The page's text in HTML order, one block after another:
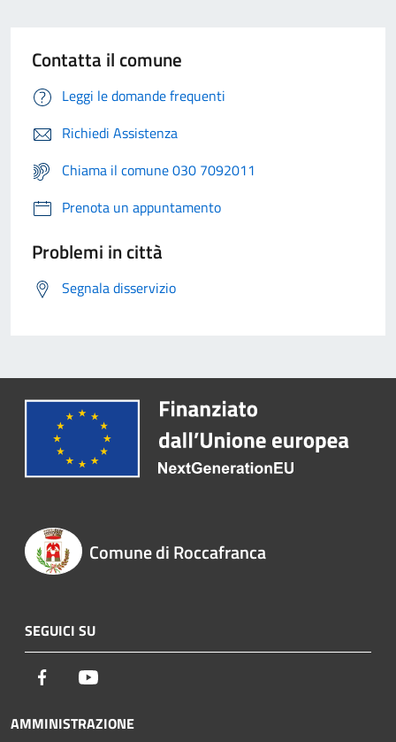
Contatta il comune
Leggi le domande frequenti
Richiedi Assistenza
Chiama il comune 030 7092011
Prenota un appuntamento
Problemi in città
Segnala disservizio
Comune di Roccafranca
SEGUICI SU
Facebook
AMMINISTRAZIONE